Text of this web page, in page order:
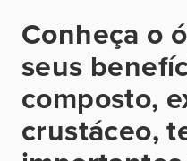
Conheça o
seus
composto,
crustáceo,